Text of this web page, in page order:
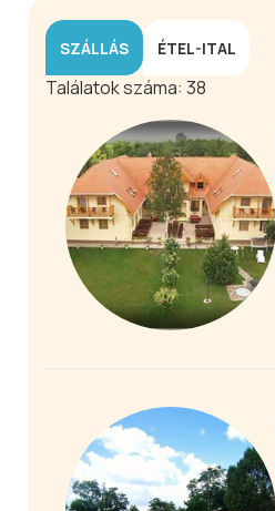
SZÁLLÁS ÉTEL-ITAL
Találatok száma: 38